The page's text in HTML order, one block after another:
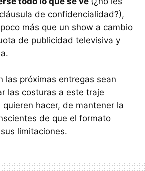
de confidencialidad?),
más que un show a cambio
de publicidad televisiva y
las próximas entregas sean
las costuras a este traje
hacer, de mantener la
de que el formato
limitaciones.